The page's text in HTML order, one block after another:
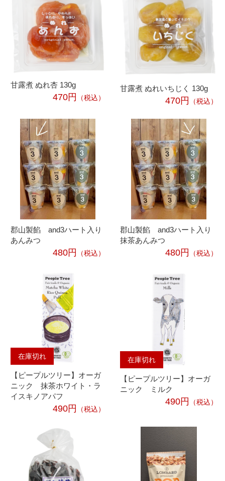
甘露煮 ぬれ杏 130g
470円 （税込）
甘露煮 ぬれいちじく 130g
470円 （税込）
郡山製餡 and3ハート入り
あんみつ
480円 （税込）
郡山製餡 and3ハート入り
抹茶あんみつ
480円 （税込）
在庫切れ
【ピープルツリー】オーガ
ニック 抹茶ホワイト・ラ
イスキノアパフ
490円 （税込）
在庫切れ
【ピープルツリー】オーガ
ニック ミルク
490円 （税込）